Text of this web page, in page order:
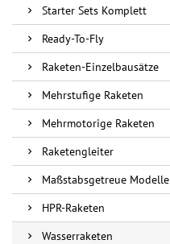
Starter Sets Komplett
Ready-To-Fly
Raketen-Einzelbausätze
Mehrstufige Raketen
Mehrmotorige Raketen
Raketengleiter
Maßstabsgetreue Modelle
HPR-Raketen
Wasserraketen